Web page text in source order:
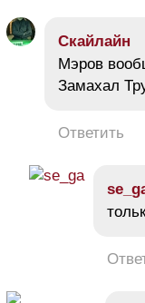
Скайлайн
Мэров
Замахал
Ответить